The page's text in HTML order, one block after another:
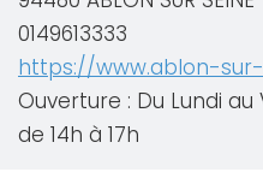
0149613333
https://www.ablon-
Ouverture : Du Lundi
de 14h à 17h